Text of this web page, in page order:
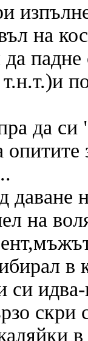
на
падне
да
даване
на
идва-
скри